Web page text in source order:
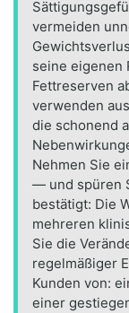
vermeiden
seine eigenen
Fettreserven
verwenden
die schonend
Nehmen Sie
— und spüren
bestätigt: Die
mehreren
Sie die
regelmäßiger
Kunden von:
einer